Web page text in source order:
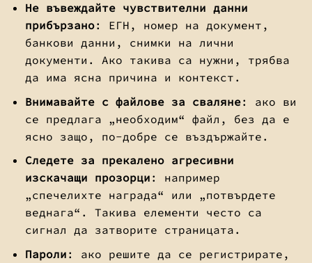
Не въвеждайте чувствителни данни
прибързано: ЕГН, номер на документ,
банкови данни, снимки на лични
документи. Ако такива са нужни, трябва
да има ясна причина и контекст.
Внимавайте с файлове за сваляне: ако ви
се предлага „необходим“ файл, без да е
ясно защо, по-добре се въздържайте.
Следете за прекалено агресивни
изскачащи прозорци : например
„спечелихте награда“ или „потвърдете
веднага“. Такива елементи често са
сигнал да затворите страницата.
Пароли : ако решите да се регистрирате,